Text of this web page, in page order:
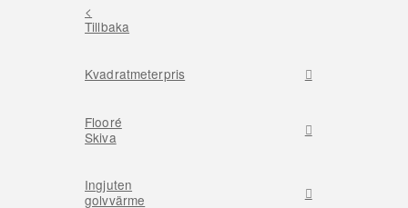
<
Tillbaka
Kvadratmeterpris
Flooré
Skiva
Ingjuten
golvvärme